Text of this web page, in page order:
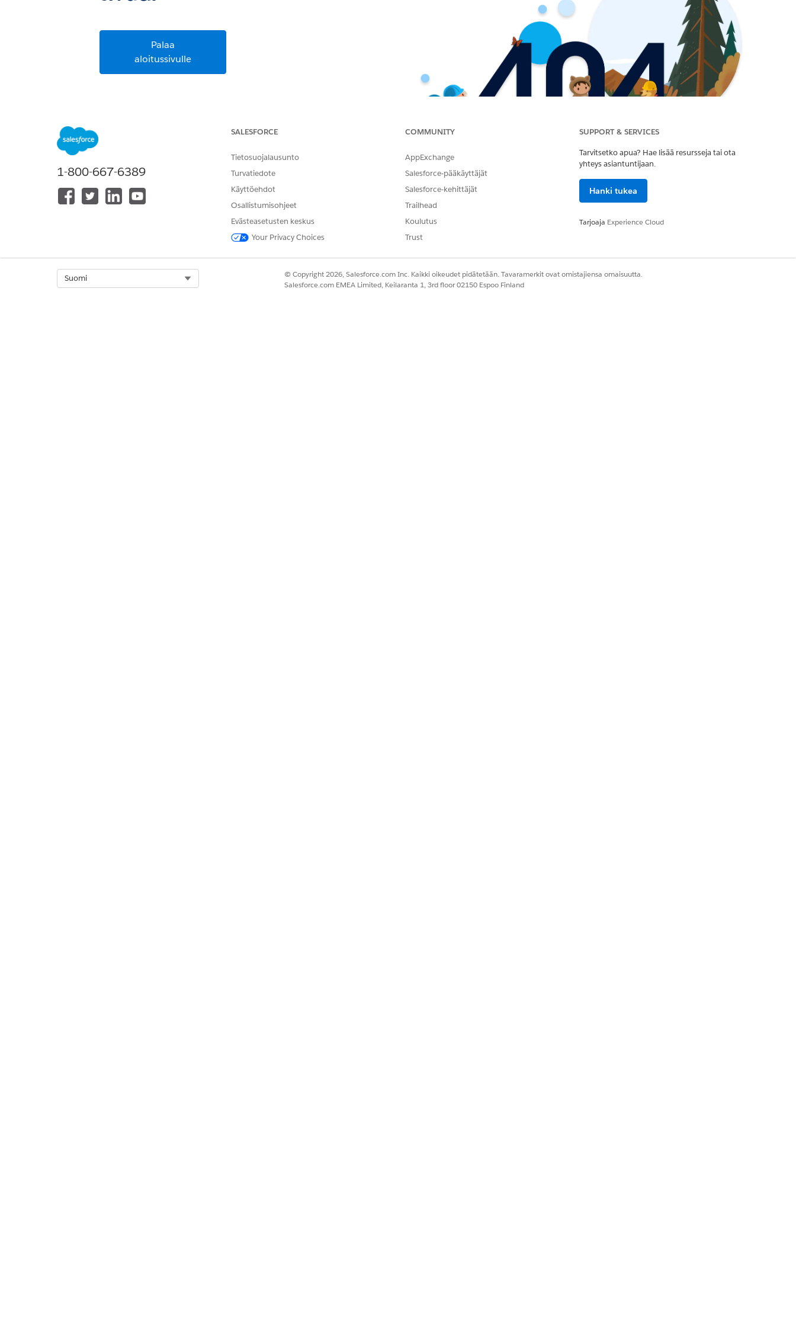
Palaa
aloitussivulle
1-800-667-6389
SALESFORCE
Tietosuojalausunto
Turvatiedote
Käyttöehdot
Osallistumisohjeet
Evästeasetusten keskus
Your Privacy Choices
COMMUNITY
AppExchange
Salesforce-pääkäyttäjät
Salesforce-kehittäjät
Trailhead
Koulutus
Trust
SUPPORT & SERVICES
Tarvitsetko apua? Hae lisää resursseja tai ota
yhteys asiantuntijaan.
Hanki tukea
Tarjoaja Experience Cloud
Suomi
© Copyright 2026, Salesforce.com Inc. Kaikki oikeudet pidätetään. Tavaramerkit ovat omistajiensa omaisuutta.
Salesforce.com EMEA Limited, Keilaranta 1, 3rd floor 02150 Espoo Finland